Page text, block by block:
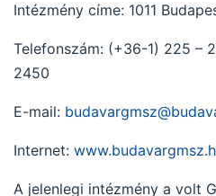
Intézmény címe: 1011
Telefonszám: (+36-1) 225 –
2450
E-mail:
Internet:
A jelenlegi intézmény a volt